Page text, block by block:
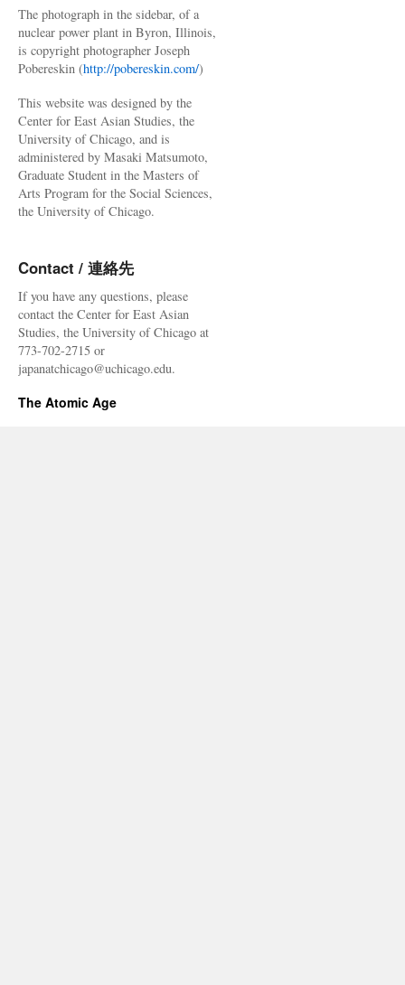
The photograph in the sidebar, of a
nuclear power plant in Byron, Illinois,
is copyright photographer Joseph
Pobereskin (http://pobereskin.com/)
This website was designed by the
Center for East Asian Studies, the
University of Chicago, and is
administered by Masaki Matsumoto,
Graduate Student in the Masters of
Arts Program for the Social Sciences,
the University of Chicago.
Contact / 連絡先
If you have any questions, please
contact the Center for East Asian
Studies, the University of Chicago at
773-702-2715 or
japanatchicago@uchicago.edu.
The Atomic Age